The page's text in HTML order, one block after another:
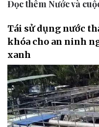
Đọc thêm Nước và
Tái sử dụng nước
khóa cho an ninh
xanh